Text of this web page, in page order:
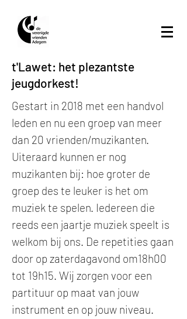
t'Lawet: het plezantste
jeugdorkest!
Gestart in 2018 met een handvol
leden en nu een groep van meer
dan 20 vrienden/muzikanten.
Uiteraard kunnen er nog
muzikanten bij: hoe groter de
groep des te leuker is het om
muziek te spelen. Iedereen die
reeds een jaartje muziek speelt is
welkom bij ons. De repetities gaan
door op zaterdagavond om18h00
tot 19h15. Wij zorgen voor een
partituur op maat van jouw
instrument en op jouw niveau.